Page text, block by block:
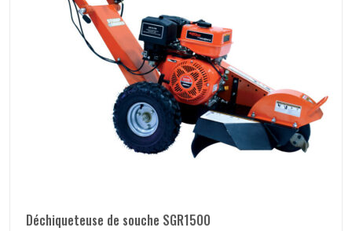
Déchiqueteuse de souche SGR1500